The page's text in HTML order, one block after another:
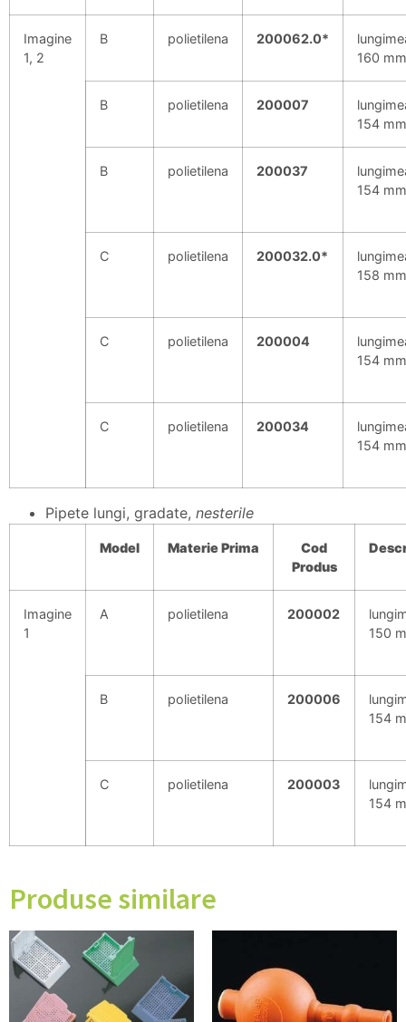
Imagine
1, 2
B polietilena 200062.0*
160 mm
B polietilena 200007
154 mm
B polietilena 200037
154 mm
C polietilena 200032.0*
158 mm
C polietilena 200004
154 mm
C polietilena 200034
154 mm
Pipete lungi, gradate, nesterile
Model MateriePrima
Cod
Produs
Imagine
1
A polietilena 200002
150
B polietilena 200006
154
C polietilena 200003
154
Produse similare